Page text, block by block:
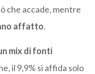
che accade, mentre
affatto.
mix di fonti
il 9,9% si affida solo